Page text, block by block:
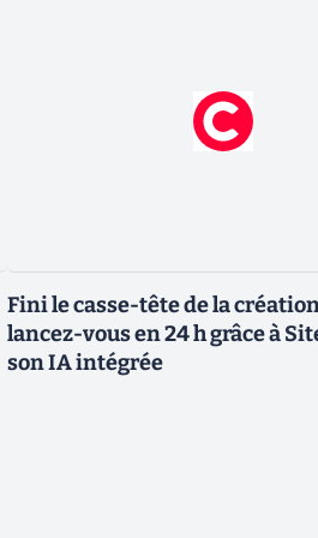
Fini le casse-tête de la
lancez-vous en 24 h grâce à
son IA intégrée